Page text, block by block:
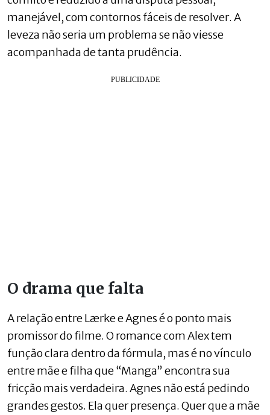
manejável, com contornos fáceis de resolver. A
leveza não seria um problema se não viesse
acompanhada de tanta prudência.
O drama que falta
A relação entre Lærke e Agnes é o ponto mais
promissor do filme. O romance com Alex tem
função clara dentro da fórmula, mas é no vínculo
entre mãe e filha que “Manga” encontra sua
fricção mais verdadeira. Agnes não está pedindo
grandes gestos. Ela quer presença. Quer que a mãe